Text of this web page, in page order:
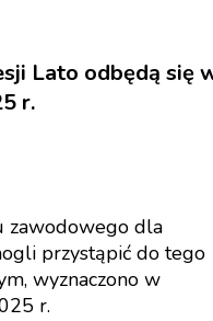
Lato odbędą się
r.
zawodowego dla
przystąpić do tego
wyznaczono w
r.